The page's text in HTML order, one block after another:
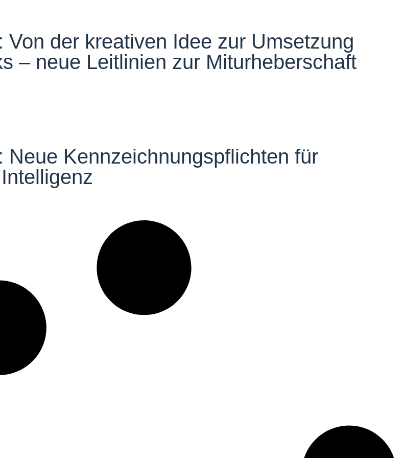
Von der kreativen Idee zur Umsetzung
– neue Leitlinien zur Miturheberschaft
Neue Kennzeichnungspflichten für